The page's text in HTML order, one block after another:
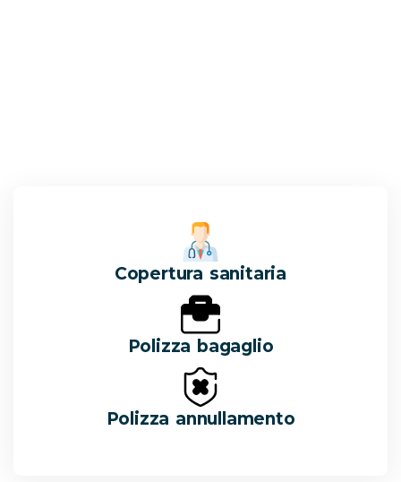
Copertura sanitaria
Polizza bagaglio
Polizza annullamento